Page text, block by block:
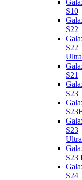
S10
S22
S22
Ultra
S21
S23
S23
Ultra
S23
S24